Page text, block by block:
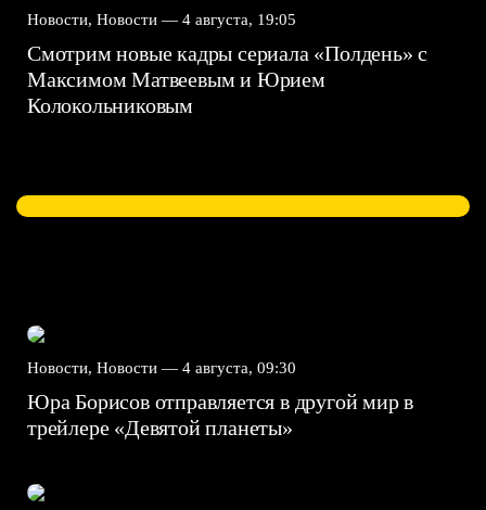
Новости, Новости — 4 августа, 19:05
Смотрим новые кадры сериала «Полдень» с
Максимом Матвеевым и Юрием
Колокольниковым
Новости, Новости — 4 августа, 09:30
Юра Борисов отправляется в другой мир в
трейлере «Девятой планеты»